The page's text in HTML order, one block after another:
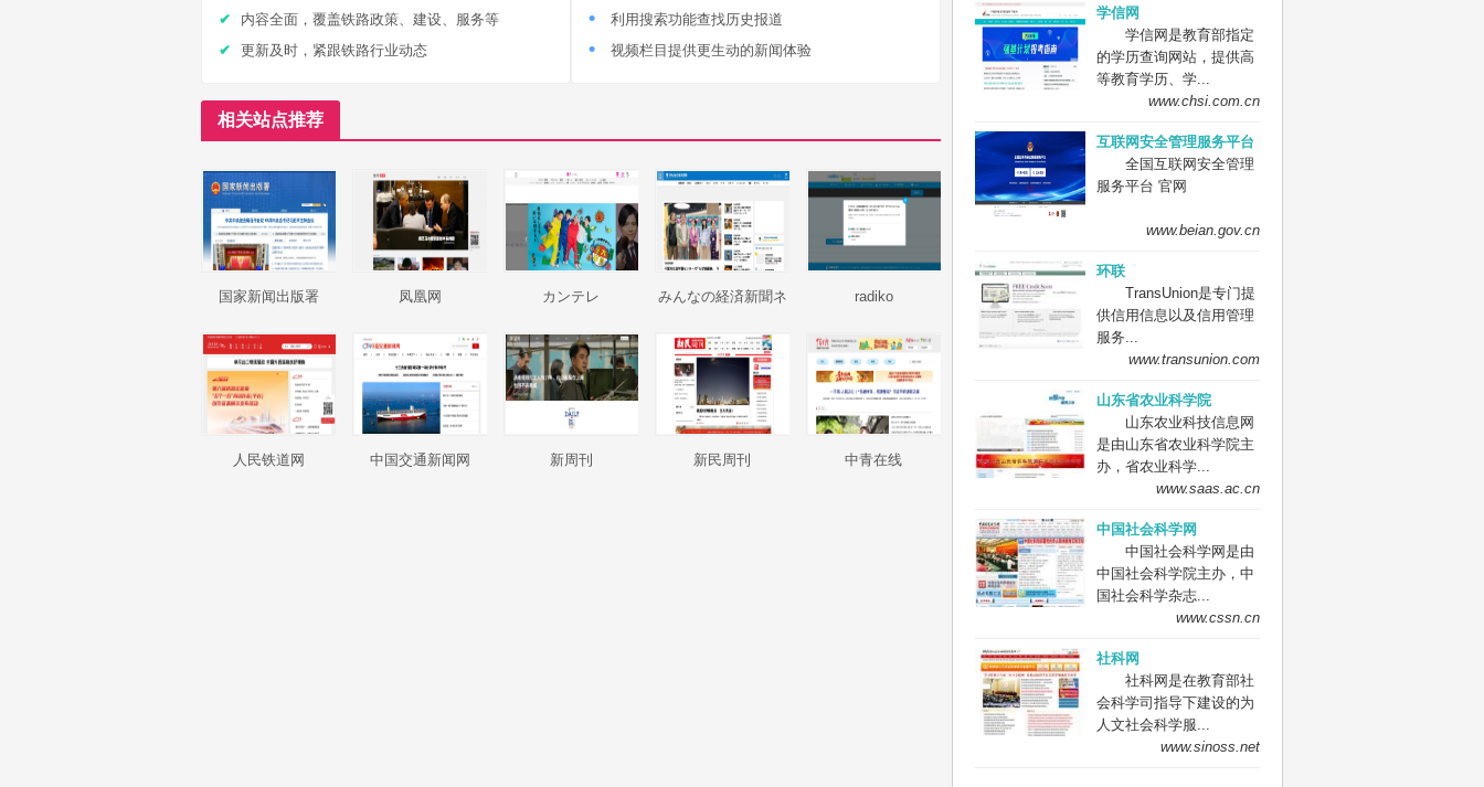
内容全面，覆盖铁路政策、建设、服务等
更新及时，紧跟铁路行业动态
利用搜索功能查找历史报道
视频栏目提供更生动的新闻体验
相关站点推荐
国家新闻出版署 凤凰网 カンテレ
みんなの経済新聞ネ
radiko
人民铁道网 中国交通新闻网 新周刊 新民周刊 中青在线
学信网
学信网是教育部指定
的学历查询网站，提供高
等教育学历、学...
www.chsi.com.cn
互联网安全管理服务平台
全国互联网安全管理
服务平台 官网
www.beian.gov.cn
环联
TransUnion是专门提
供信用信息以及信用管理
服务...
www.transunion.com
山东省农业科学院
山东农业科技信息网
是由山东省农业科学院主
办，省农业科学...
www.saas.ac.cn
中国社会科学网
中国社会科学网是由
中国社会科学院主办，中
国社会科学杂志...
www.cssn.cn
社科网
社科网是在教育部社
会科学司指导下建设的为
人文社会科学服...
www.sinoss.net